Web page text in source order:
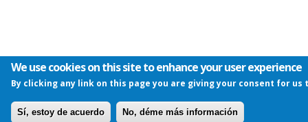
We use cookies on this site to enhance your user experience
By clicking any link on this page you are giving your consent for us
Sí, estoy de acuerdo No, déme más información